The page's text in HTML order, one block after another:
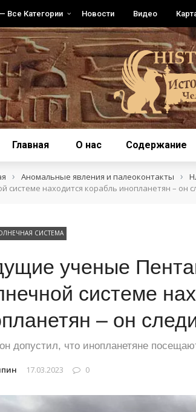
— Все Категории Новости Видео
Главная О нас Содержание
› Аномальные явления и палеоконтакты ›
системе находится корабль инопланетян – он
СИСТЕМА
ученые
системе
– он
допустил, что инопланетяне
17.03.2023 0